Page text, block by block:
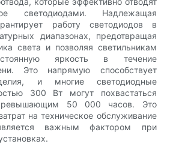
светодиодами. Надлежащая
работу светодиодов в
диапазонах, предотвращая
света и позволяя светильникам
яркость в течение
Это напрямую способствует
и многие светодиодные
300 Вт могут похвастаться
50 000 часов. Это
на техническое обслуживание
важным фактором при